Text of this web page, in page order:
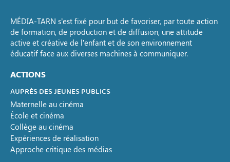
MÉDIA-TARN s’est fixé pour but de favoriser, par toute action
de formation, de production et de diffusion, une attitude
active et créative de l’enfant et de son environnement
éducatif face aux diverses machines à communiquer.
ACTIONS
AUPRÈS DES JEUNES PUBLICS
Maternelle au cinéma
École et cinéma
Collège au cinéma
Expériences de réalisation
Approche critique des médias